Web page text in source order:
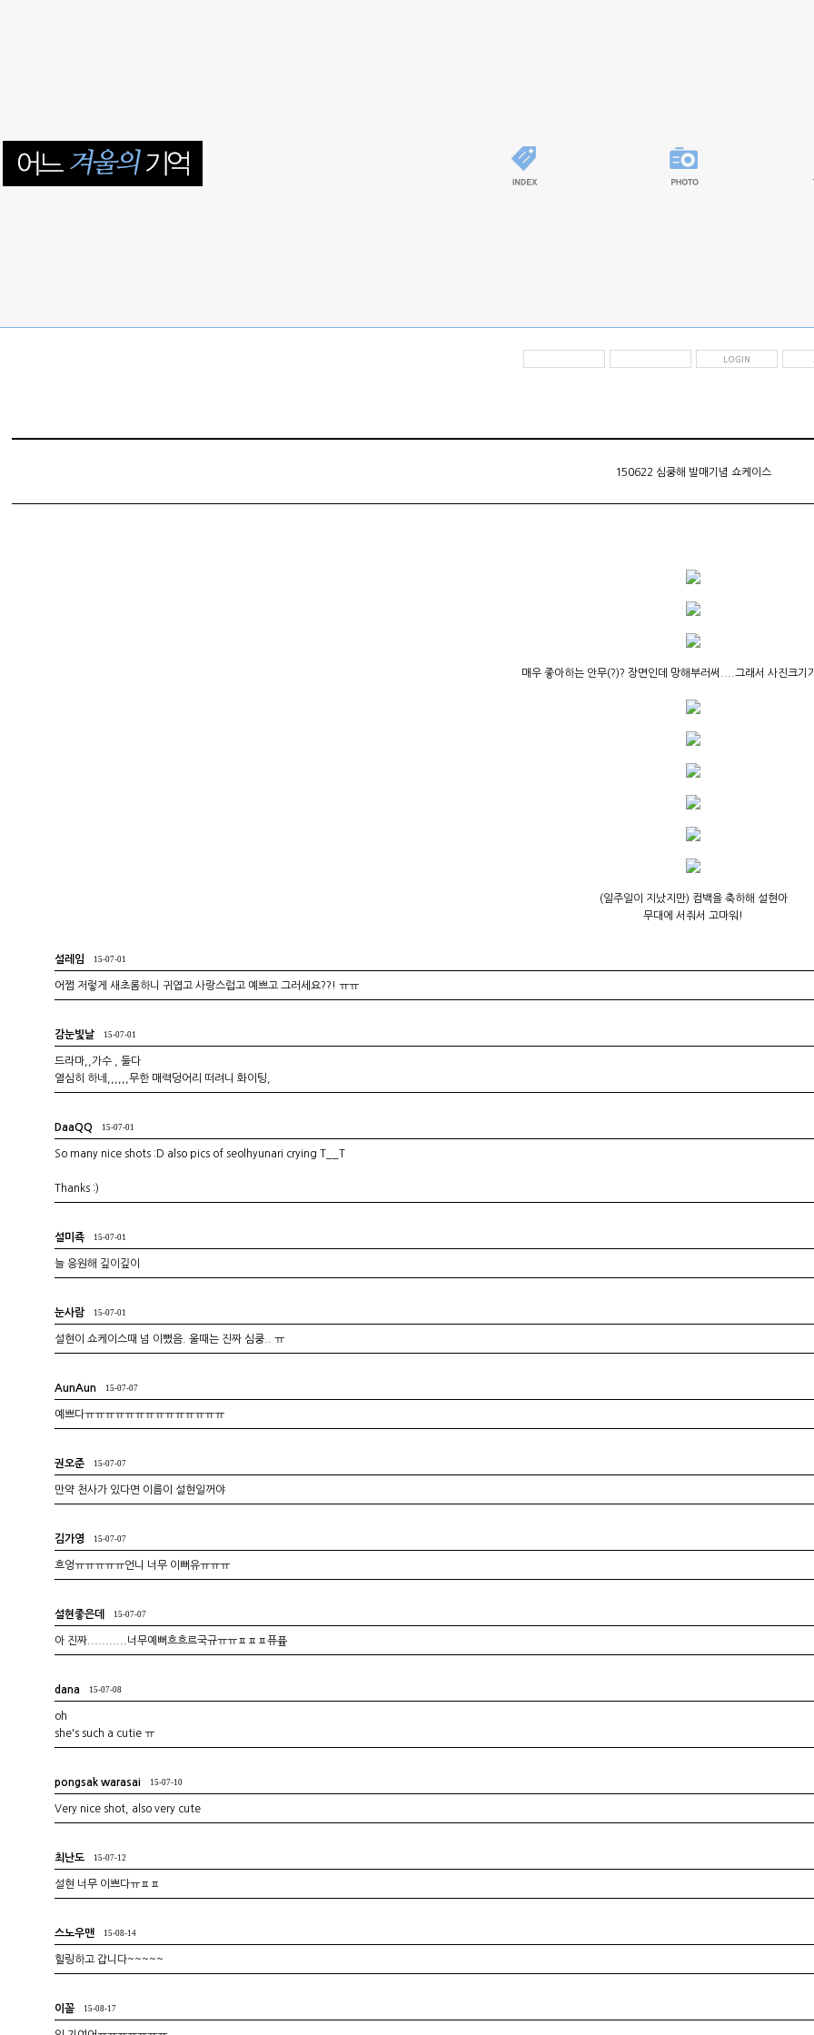
150622 심쿵해 발매기념 쇼케이스
매우 좋아하는 안무(?)? 장면인데 망해부러써....그래서 사진크기
(일주일이 지났지만) 컴백을 축하해 설현아
무대에 서줘서 고마워!
설레임 15-07-01
어쩜 저렇게 새초롬하니 귀엽고 사랑스럽고 예쁘고 그러세요??! ㅠㅠ
감눈빛날 15-07-01
드라마,,가수 , 둘다
열심히 하네,,,,,,무한 매력덩어리 떠려니 화이팅,
DaaQQ 15-07-01
So many nice shots :D also pics of seolhyunari crying T__T
Thanks :)
설미죡 15-07-01
늘 응원해 깊이깊이
눈사람 15-07-01
설현이 쇼케이스때 넘 이뼜음. 울때는 진짜 심쿵.. ㅠ
AunAun 15-07-07
예쁘다ㅠㅠㅠㅠㅠㅠㅠㅠㅠㅠㅠㅠㅠㅠ
권오준 15-07-07
만약 천사가 있다면 이름이 설현일꺼야
김가영 15-07-07
흐엉ㅠㅠㅠㅠㅠ언니 너무 이뻐유ㅠㅠㅠ
설현좋은데 15-07-07
아 진짜...........너무예뻐흐흐르국규ㅠㅠㅍㅍㅍ퓨픂
dana 15-07-08
oh
she's such a cutie ㅠ
pongsak warasai 15-07-10
Very nice shot, also very cute
최난도 15-07-12
설현 너무 이쁘다ㅠㅍㅍ
스노우맨 15-08-14
힐링하고 갑니다~~~~~``
이꼴 15-08-17